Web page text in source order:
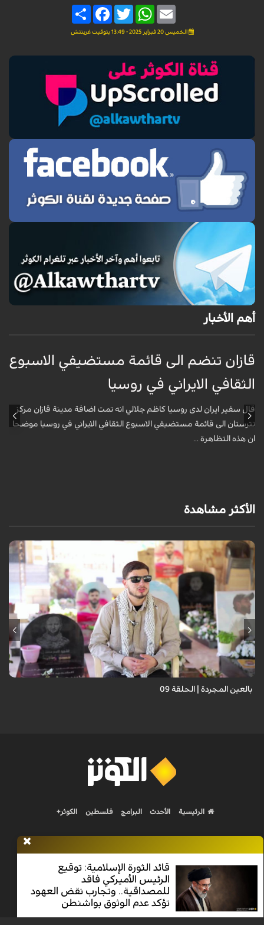
Share
FacebookTwitter
WhatsAppEmail
الخميس 20 فبراير 2025 - 13:49 بتوقيت غرينتش
أهم الأخبار
قازان تنضم الى قائمة مستضيفي الاسبوع
الثقافي الايراني في روسيا
قال سفير ايران لدى روسيا كاظم جلالي انه تمت اضافة مدينة قازان مركز
تترستان الى قائمة مستضيفي الاسبوع الثقافي الايراني في روسيا موضحا
ان هذه التظاهرة ...
الأكثر مشاهدة
برنامج "بالعين المجردة" هو توثيق إنسانيٌّ شجاعٌ للحياة تحت وطأة الحرب،
حيث نستمع فيه إلى شهاداتٍ حيّةٍ لأشخاص عايشوا التفجيرات والدمار، فنرى
بعيونهم ت...
بالعين المجردة | الحلقة 09
قائد الثورة الإسلامية: توقيع
الرئيس الأميركي فاقد
للمصداقية.. وتجارب نقض العهود
تؤكد عدم الوثوق بواشنطن
الرئيسية الأحدث البرامج فلسطين الكوثر+
Nilesat 11900 V | Badr 8 11747 V | Badr5 12284 V